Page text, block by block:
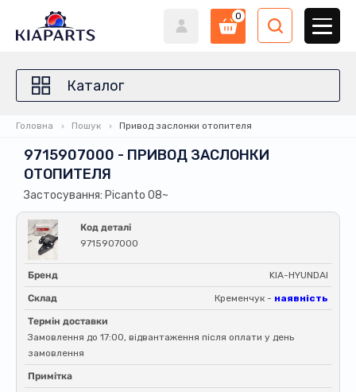
0
Каталог
Головна Пошук Привод заслонки отопителя
9715907000 - ПРИВОД ЗАСЛОНКИ
ОТОПИТЕЛЯ
Застосування: Picanto 08~
Код деталі
9715907000
Бренд KIA-HYUNDAI
Склад Кременчук - наявність
Термін доставки
Замовлення до 17:00, відвантаження після оплати у день
замовлення
Примітка